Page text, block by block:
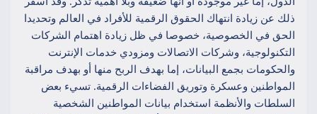
ذلك عن زيادة انتهاك الحقوق الرقمية للأفراد في العالم وتحديدا
الحق في الخصوصية، خصوصا في ظل زيادة اهتمام الشركات
التكنولوجية، وشركات الاتصالات ومزودي خدمات الإنترنت
والحكومات بجمع البيانات، إما بهدف الربح منها أو بهدف مراقبة
المواطنين وعسكرة وتوريق الفضاءات الرقمية. تسيء بعض
السلطات والأنظمة استخدام بيانات المواطنين الشخصية